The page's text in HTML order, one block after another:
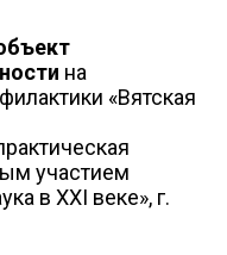
на
«Вятская
участием
в XXI веке», г.